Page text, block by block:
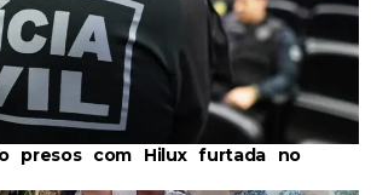
presos com Hilux furtada no